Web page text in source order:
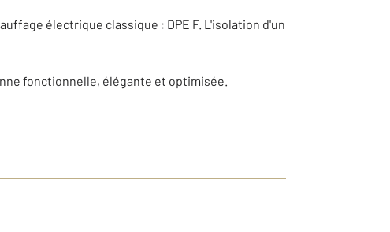
électrique classique : DPE F. L'isolation d'un
fonctionnelle, élégante et optimisée.